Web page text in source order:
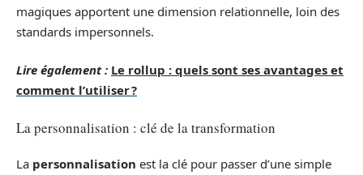
magiques apportent une dimension relationnelle, loin des
standards impersonnels.
Lire également : Le rollup : quels sont ses avantages et
comment l’utiliser ?
La personnalisation : clé de la transformation
La personnalisation est la clé pour passer d’une simple